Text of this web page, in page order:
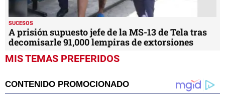
SUCESOS
A prisión supuesto jefe de la MS-13 de Tela tras
decomisarle 91,000 lempiras de extorsiones
MIS TEMAS PREFERIDOS